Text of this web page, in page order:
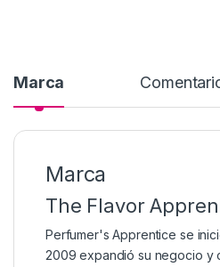
Marca
Marca
The Flavor
Perfumer's Apprentice se
2009 expandió su negocio y